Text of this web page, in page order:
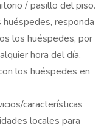
/ pasillo del piso.
responda
los huéspedes, por
hora del día.
los huéspedes en
características
locales para